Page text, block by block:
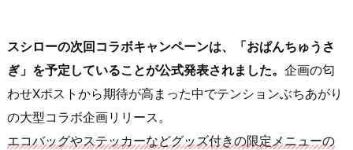
スシローの次回コラボキャンペーンは、「おぱんちゅうさ
ぎ」を予定していることが公式発表されました。 企画の匂
わせXポストから期待が高まった中でテンションぶちあがり
の大型コラボ企画リリース。
エコバッグやステッカーなどグッズ付きの限定メニューの